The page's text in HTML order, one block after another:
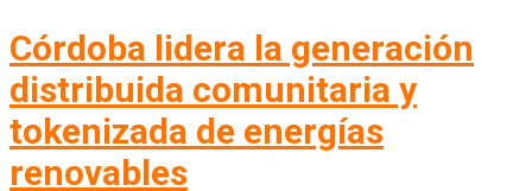
Córdoba lidera la generación
distribuida comunitaria y
tokenizada de energías
renovables